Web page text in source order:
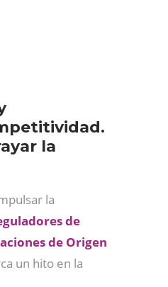
la
la
de
de Origen
un hito en la